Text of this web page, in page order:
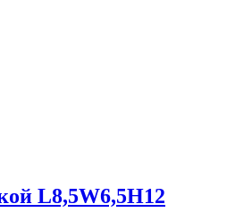
L8,5W6,5H12